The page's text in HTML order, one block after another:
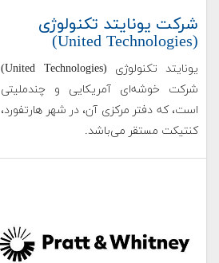
شرکت یونایتد تکنولوژی
(United Technologies)
یونایتد تکنولوژی (United Technologies)
شرکت خوشه‌ای آمریکایی و چندملیتی
است، که دفتر مرکزی آن، در شهر هارتفورد،
کنتیکت مستقر می‌باشد.